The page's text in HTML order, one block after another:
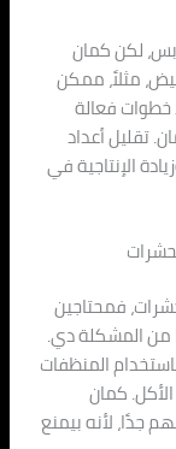
لكن كمان
مثلاً، ممكن
خطوات فعالة
تقليل أعداد
الإنتاجية في
فمحتاجين
المشكلة دي.
المنظفات
كمان
جدًا، لأنه بيمنع